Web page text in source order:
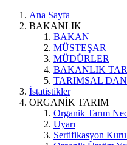
Ana Sayfa
BAKANLIK
BAKAN
MÜSTEŞAR
MÜDÜRLER
BAKANLIK
TARIMSAL
İstatistikler
ORGANİK TARIM
Organik Tarım
Uyarı
Sertifikasyon